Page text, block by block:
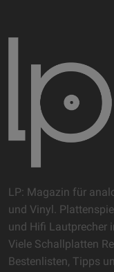
LP: Magazin für
und Vinyl.
und Hifi Lautprecher
Viele Schallplatten
Bestenlisten, Tipps